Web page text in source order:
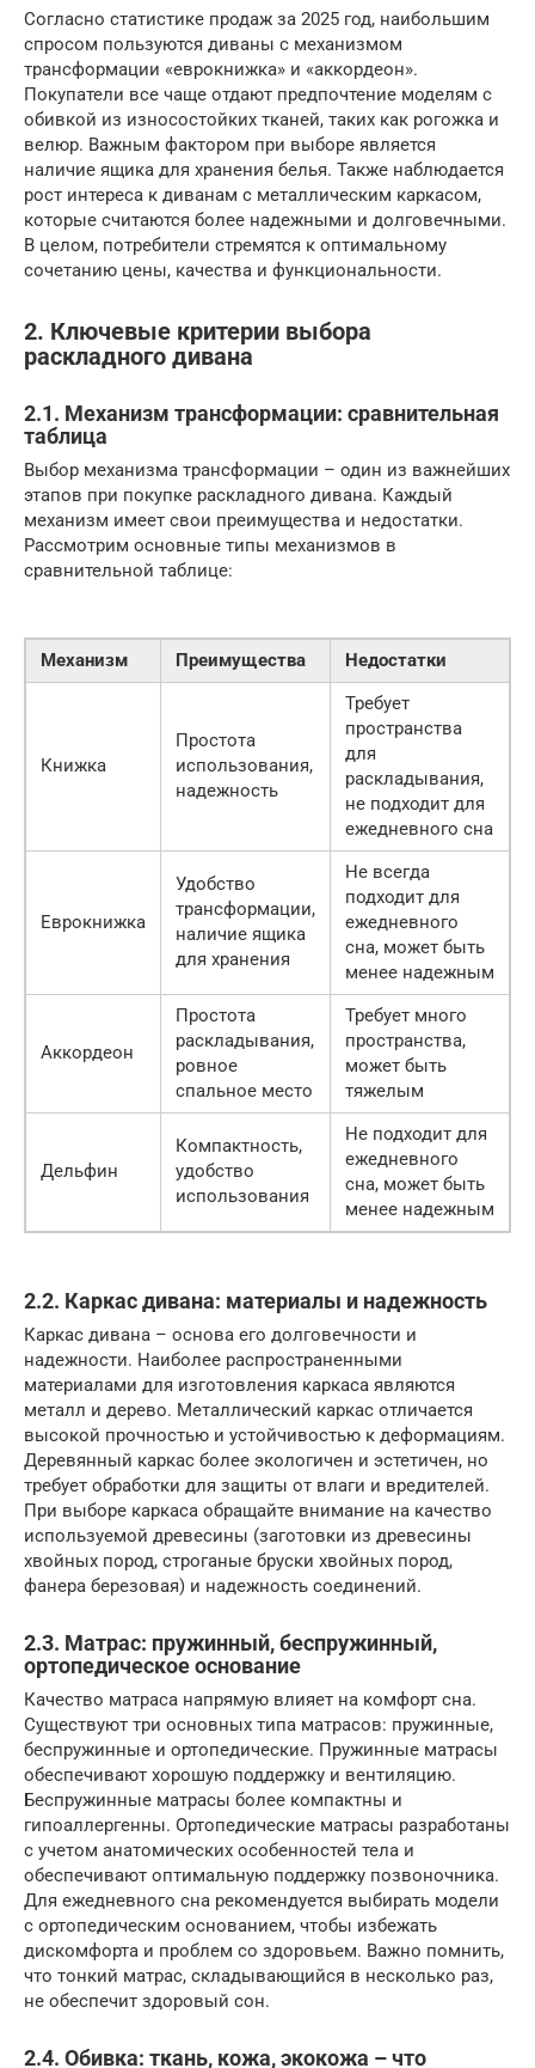
Согласно статистике продаж за 2025 год, наибольшим
спросом пользуются диваны с механизмом
трансформации «еврокнижка» и «аккордеон».
Покупатели все чаще отдают предпочтение моделям с
обивкой из износостойких тканей, таких как рогожка и
велюр. Важным фактором при выборе является
наличие ящика для хранения белья. Также наблюдается
рост интереса к диванам с металлическим каркасом,
которые считаются более надежными и долговечными.
В целом, потребители стремятся к оптимальному
сочетанию цены, качества и функциональности.
2. Ключевые критерии выбора
раскладного дивана
2.1. Механизм трансформации: сравнительная
таблица
Выбор механизма трансформации – один из важнейших
этапов при покупке раскладного дивана. Каждый
механизм имеет свои преимущества и недостатки.
Рассмотрим основные типы механизмов в
сравнительной таблице:
Механизм Преимущества Недостатки
Книжка
Простота
использования,
надежность
Требует
пространства
для
раскладывания,
не подходит для
ежедневного сна
Еврокнижка
Удобство
трансформации,
наличие ящика
для хранения
Не всегда
подходит для
ежедневного
сна, может быть
менее надежным
Аккордеон
Простота
раскладывания,
ровное
спальное место
Требует много
пространства,
может быть
тяжелым
Дельфин
Компактность,
удобство
использования
Не подходит для
ежедневного
сна, может быть
менее надежным
2.2. Каркас дивана: материалы и надежность
Каркас дивана – основа его долговечности и
надежности. Наиболее распространенными
материалами для изготовления каркаса являются
металл и дерево. Металлический каркас отличается
высокой прочностью и устойчивостью к деформациям.
Деревянный каркас более экологичен и эстетичен, но
требует обработки для защиты от влаги и вредителей.
При выборе каркаса обращайте внимание на качество
используемой древесины (заготовки из древесины
хвойных пород, строганые бруски хвойных пород,
фанера березовая) и надежность соединений.
2.3. Матрас: пружинный, беспружинный,
ортопедическое основание
Качество матраса напрямую влияет на комфорт сна.
Существуют три основных типа матрасов: пружинные,
беспружинные и ортопедические. Пружинные матрасы
обеспечивают хорошую поддержку и вентиляцию.
Беспружинные матрасы более компактны и
гипоаллергенны. Ортопедические матрасы разработаны
с учетом анатомических особенностей тела и
обеспечивают оптимальную поддержку позвоночника.
Для ежедневного сна рекомендуется выбирать модели
с ортопедическим основанием, чтобы избежать
дискомфорта и проблем со здоровьем. Важно помнить,
что тонкий матрас, складывающийся в несколько раз,
не обеспечит здоровый сон.
2.4. Обивка: ткань, кожа, экокожа – что